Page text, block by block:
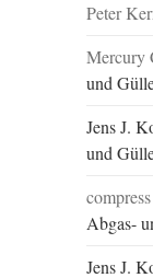
Peter
Mercury
und
Jens J.
und
Abgas-
Jens J.